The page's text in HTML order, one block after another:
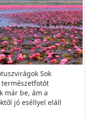
Sok
már be, ám a
jó eséllyel eláll